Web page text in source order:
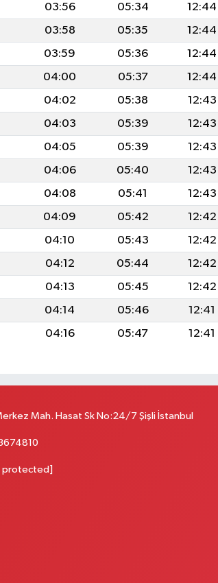
03:56 05:34 12:44
03:58 05:35 12:44
03:59 05:36 12:44
04:00 05:37 12:44
04:02 05:38 12:43
04:03 05:39 12:43
04:05 05:39 12:43
04:06 05:40 12:43
04:08 05:41 12:43
04:09 05:42 12:42
04:10 05:43 12:42
04:12 05:44 12:42
04:13 05:45 12:42
04:14 05:46 12:41
04:16 05:47 12:41
Mah. Hasat Sk No:24/7 Şişli İstanbul
protected]